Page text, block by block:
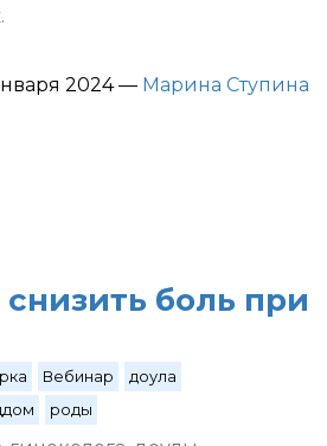
2024— Марина Ступина
снизить боль при
Вебинар
доула
роды